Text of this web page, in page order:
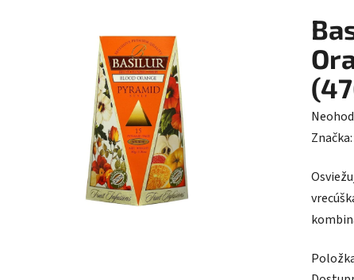
je
0,0
z
Značka: